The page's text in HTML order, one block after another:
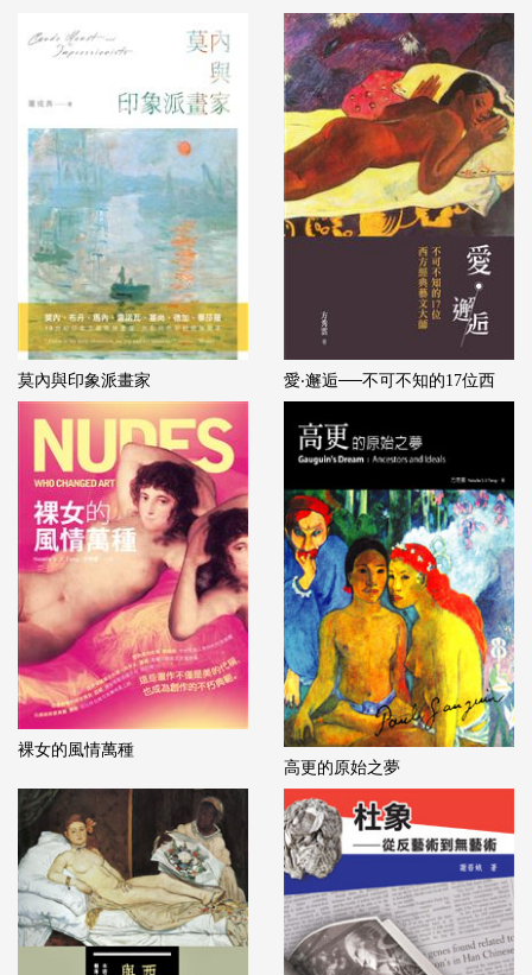
莫內與印象派畫家 愛‧邂逅──不可不知的17位西
裸女的風情萬種
高更的原始之夢